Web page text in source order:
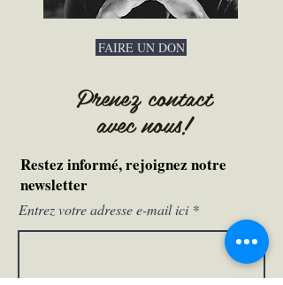
FAIRE UN DON
Prenez contact
avec nous!
Restez informé, rejoignez notre
newsletter
Entrez votre adresse e-mail ici